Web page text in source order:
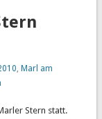
, Marl am
Stern statt.